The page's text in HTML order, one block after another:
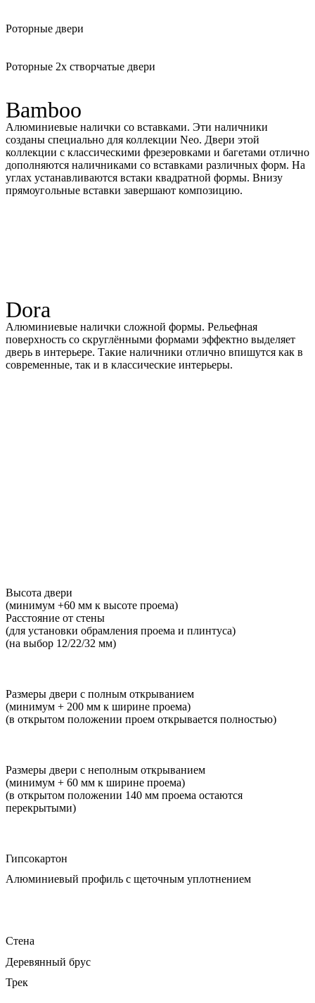
Роторные двери
Роторные 2х створчатые двери
Bamboo
Алюминиевые налички со вставками. Эти наличники
созданы специально для коллекции Neo. Двери этой
коллекции с классическими фрезеровками и багетами отлично
дополняются наличниками со вставками различных форм. На
углах устанавливаются встаки квадратной формы. Внизу
прямоугольные вставки завершают композицию.
Dora
Алюминиевые налички сложной формы. Рельефная
поверхность со скруглёнными формами эффектно выделяет
дверь в интерьере. Такие наличники отлично впишутся как в
современные, так и в классические интерьеры.
Высота двери
(минимум +60 мм к высоте проема)
Расстояние от стены
(для установки обрамления проема и плинтуса)
(на выбор 12/22/32 мм)
Размеры двери с полным открыванием
(минимум + 200 мм к ширине проема)
(в открытом положении проем открывается полностью)
Размеры двери с неполным открыванием
(минимум + 60 мм к ширине проема)
(в открытом положении 140 мм проема остаются
перекрытыми)
Гипсокартон
Алюминиевый профиль с щеточным уплотнением
Стена
Деревянный брус
Трек